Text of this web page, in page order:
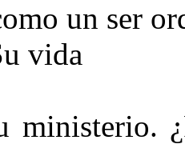
un ser
vida
ministerio.